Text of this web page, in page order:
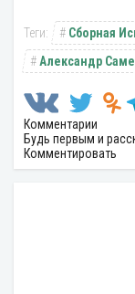
Сборная
Александр
Комментарии
Будь первым и
Комментировать